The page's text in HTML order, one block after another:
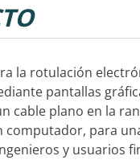
la rotulación
pantallas
cable plano en la
computador, para
y usuarios